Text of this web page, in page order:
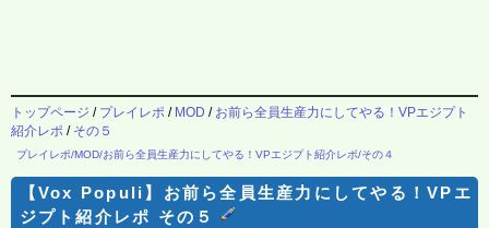
トップページ / プレイレポ / MOD / お前ら全員生産力にしてやる！VPエジプト
紹介レポ / その５
プレイレポ/MOD/お前ら全員生産力にしてやる！VPエジプト紹介レポ/その４
【Vox Populi】お前ら全員生産力にしてやる！VPエ
ジプト紹介レポ その５